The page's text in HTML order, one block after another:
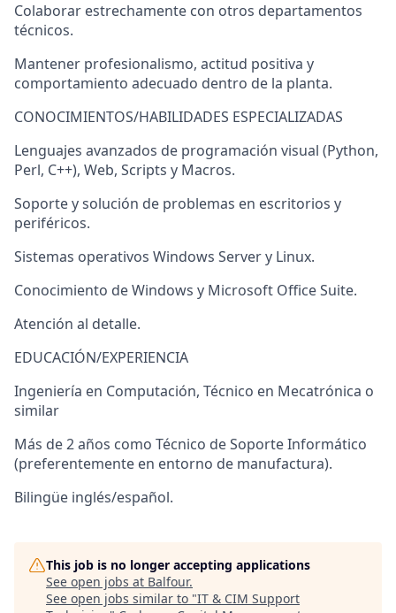
Colaborar estrechamente con otros departamentos
técnicos.
Mantener profesionalismo, actitud positiva y
comportamiento adecuado dentro de la planta.
CONOCIMIENTOS/HABILIDADES ESPECIALIZADAS
Lenguajes avanzados de programación visual (Python,
Perl, C++), Web, Scripts y Macros.
Soporte y solución de problemas en escritorios y
periféricos.
Sistemas operativos Windows Server y Linux.
Conocimiento de Windows y Microsoft Office Suite.
Atención al detalle.
EDUCACIÓN/EXPERIENCIA
Ingeniería en Computación, Técnico en Mecatrónica o
similar
Más de 2 años como Técnico de Soporte Informático
(preferentemente en entorno de manufactura).
Bilingüe inglés/español.
This job is no longer accepting applications
See open jobs at Balfour.
See open jobs similar to "IT & CIM Support